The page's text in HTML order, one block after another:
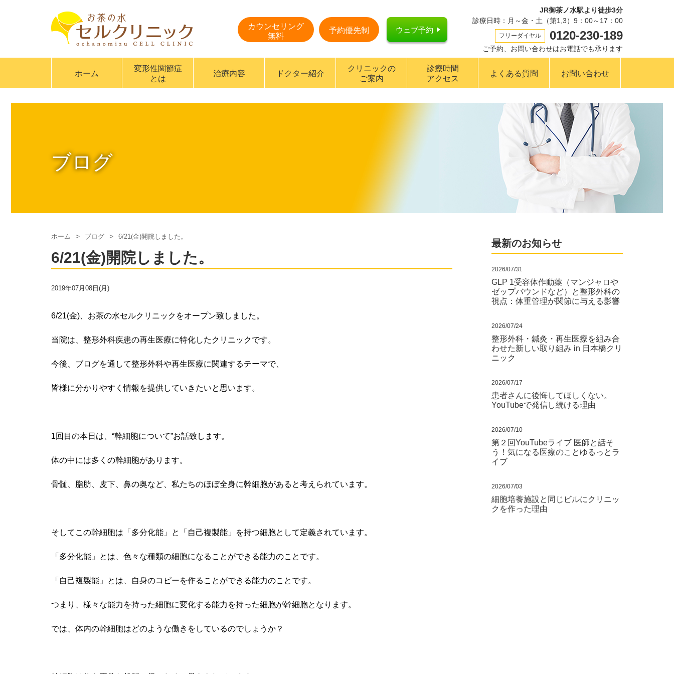
カウンセリング
無料
予約優先制 ウェブ予約
JR御茶ノ水駅より徒歩3分
診療日時：月～金・土（第1,3）9：00～17：00
フリーダイヤル 0120-230-189
ご予約、お問い合わせはお電話でも承ります
ホーム
変形性関節症
とは
治療内容 ドクター紹介
クリニックの
ご案内
診療時間
アクセス
よくある質問 お問い合わせ
ブログ
ホーム ブログ 6/21(金)開院しました。
6/21(金)開院しました。
2019年07月08日(月)
6/21(金) 、お茶の水セルクリニックをオープン致しました。
当院は、整形外科疾患の再生医療に特化したクリニックです。
今後、ブログを通して整形外科や再生医療に関連するテーマで、
皆様に分かりやすく情報を提供していきたいと思います。
1回目の本日は、“幹細胞について”お話致します。
体の中には多くの幹細胞があります。
骨髄、脂肪、皮下、鼻の奥など、私たちのほぼ全身に幹細胞があると考えられています。
そしてこの幹細胞は「多分化能」と「自己複製能」を持つ細胞として定義されています。
「多分化能」とは、色々な種類の細胞になることができる能力のことです。
「自己複製能」とは、自身のコピーを作ることができる能力のことです。
つまり、様々な能力を持った細胞に変化する能力を持った細胞が幹細胞となります。
では、体内の幹細胞はどのような働きをしているのでしょうか？
最新のお知らせ
2026/07/31
GLP 1受容体作動薬（マンジャロや
ゼップバウンドなど）と整形外科の
視点：体重管理が関節に与える影響
2026/07/24
整形外科・鍼灸・再生医療を組み合
わせた新しい取り組み in 日本橋クリ
ニック
2026/07/17
患者さんに後悔してほしくない。
YouTubeで発信し続ける理由
2026/07/10
第２回YouTubeライブ 医師と話そ
う！気になる医療のことゆるっとラ
イブ
2026/07/03
細胞培養施設と同じビルにクリニッ
クを作った理由